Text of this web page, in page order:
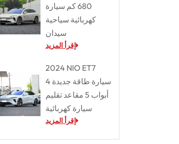
680 كم سيارة
كهربائية سياحية
سيدان
إقرأ المزيد
2024 NIO ET7
سيارة طاقة جديدة 4
أبواب 5 مقاعد تقليم
سيارة كهربائية
إقرأ المزيد